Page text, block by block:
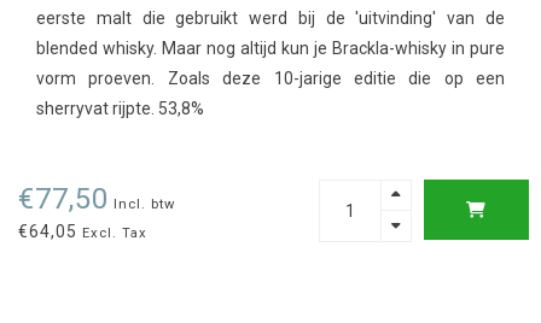
eerste malt die gebruikt werd bij de 'uitvinding' van de
blended whisky. Maar nog altijd kun je Brackla-whisky in pure
vorm proeven. Zoals deze 10-jarige editie die op een
sherryvat rijpte. 53,8%
€77,50 Incl. btw
€64,05 Excl. Tax